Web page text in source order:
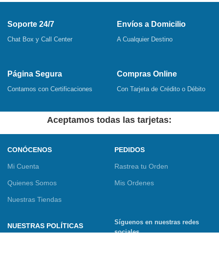
Soporte 24/7
Chat Box y Call Center
Envíos a Domicilio
A Cualquier Destino
Página Segura
Contamos con Certificaciones
Compras Online
Con Tarjeta de Crédito o Débito
Aceptamos todas las tarjetas:
CONÓCENOS
Mi Cuenta
Quienes Somos
Nuestras Tiendas
PEDIDOS
Rastrea tu Orden
Mis Ordenes
NUESTRAS POLÍTICAS
Síguenos en nuestras redes
sociales